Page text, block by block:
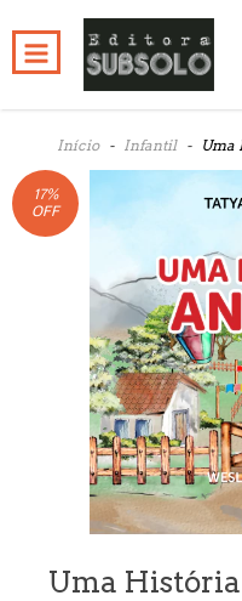
Início - Infantil - Uma
17%
OFF
Uma